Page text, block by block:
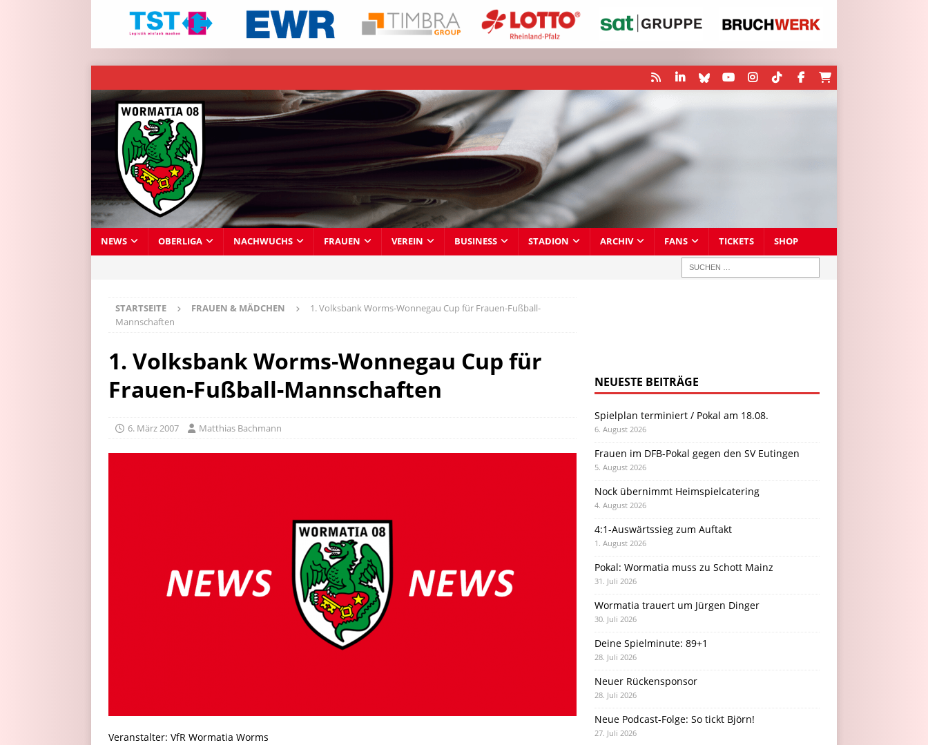
NEWS OBERLIGA NACHWUCHS FRAUEN VEREIN BUSINESS STADION ARCHIV FANS TICKETS SHOP
STARTSEITE FRAUEN & MÄDCHEN
1. Volksbank Worms-Wonnegau Cup für Frauen-Fußball-
Mannschaften
1. Volksbank Worms-Wonnegau Cup für
Frauen-Fußball-Mannschaften
6. März 2007 Matthias Bachmann
Veranstalter: VfR Wormatia Worms
NEUESTE BEITRÄGE
Spielplan terminiert / Pokal am 18.08.
6. August 2026
Frauen im DFB-Pokal gegen den SV Eutingen
5. August 2026
Nock übernimmt Heimspielcatering
4. August 2026
4:1-Auswärtssieg zum Auftakt
1. August 2026
Pokal: Wormatia muss zu Schott Mainz
31. Juli 2026
Wormatia trauert um Jürgen Dinger
30. Juli 2026
Deine Spielminute: 89+1
28. Juli 2026
Neuer Rückensponsor
28. Juli 2026
Neue Podcast-Folge: So tickt Björn!
27. Juli 2026